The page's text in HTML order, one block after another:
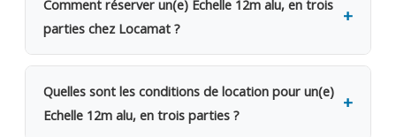
caution de 200€ est demandée. Dès le 2e jour,
bénéficiez d'une remise de 20%. Pour une semaine
complète, seuls 4 jours sont facturés. Pour un mois,
Comment réserver un(e) Echelle 12m alu, en trois
parties chez Locamat ?
Rendez-vous dans l'une de nos 5 agences en
Belgique ou appelez-nous pour vérifier la
disponibilité. Le retrait se fait sur place le jour
même, avec possibilité de livraison sur votre
Quelles sont les conditions de location pour un(e)
Echelle 12m alu, en trois parties ?